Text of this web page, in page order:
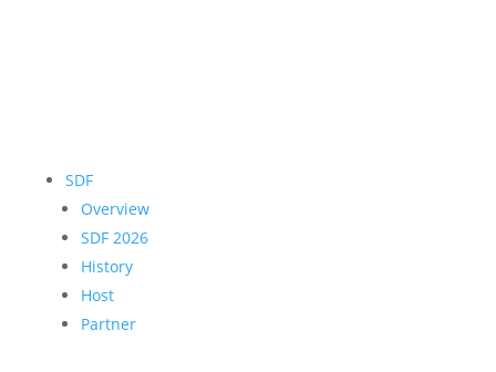
SDF
Overview
SDF 2026
History
Host
Partner